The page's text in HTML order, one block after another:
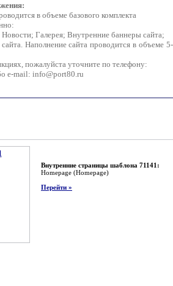
в объеме базового комплекта
Галерея; Внутренние баннеры сайта;
Наполнение сайта проводится в объеме
пожалуйста уточните по телефону:
e-mail: info@port80.ru
Внутренние страницы шаблона 71141:
Homepage (Homepage)
Перейти »